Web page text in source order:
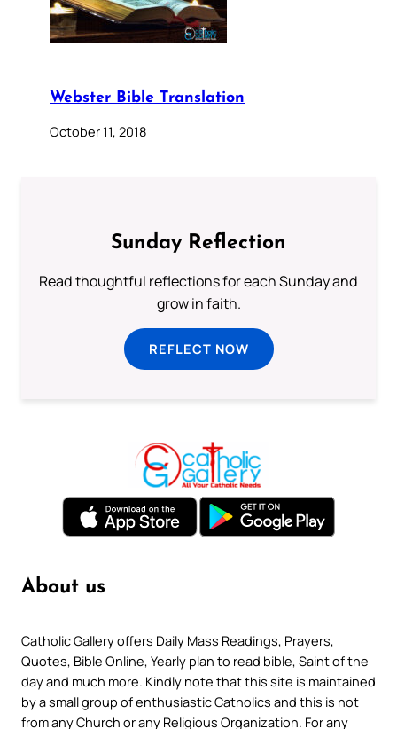
Webster Bible Translation
October 11, 2018
Sunday Reflection
Read thoughtful reflections for each Sunday and
grow in faith.
REFLECT NOW
About us
Catholic Gallery offers Daily Mass Readings, Prayers,
Quotes, Bible Online, Yearly plan to read bible, Saint of the
day and much more. Kindly note that this site is maintained
by a small group of enthusiastic Catholics and this is not
from any Church or any Religious Organization. For any